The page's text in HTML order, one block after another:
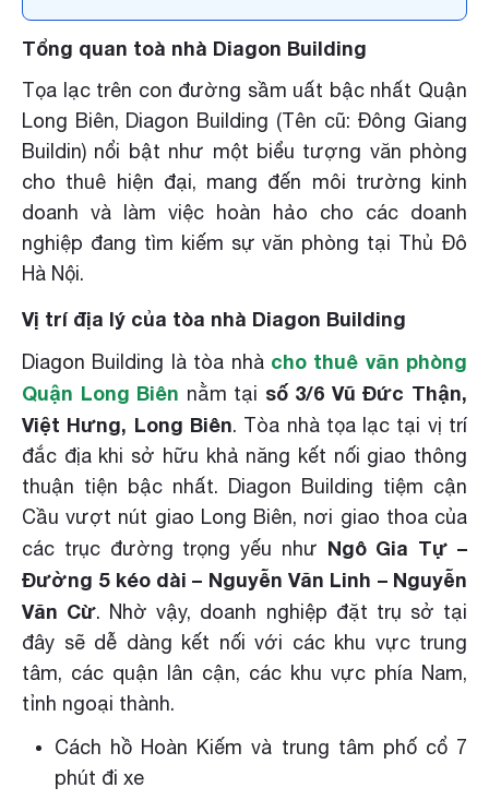
Tổng quan toà nhà Diagon Building
Tọa lạc trên con đường sầm uất bậc nhất Quận
Long Biên, Diagon Building (Tên cũ: Đông Giang
Buildin) nổi bật như một biểu tượng văn phòng
cho thuê hiện đại, mang đến môi trường kinh
doanh và làm việc hoàn hảo cho các doanh
nghiệp đang tìm kiếm sự văn phòng tại Thủ Đô
Hà Nội.
Vị trí địa lý của tòa nhà Diagon Building
Diagon Building là tòa nhà cho thuê văn phòng
Quận Long Biên nằm tại số 3/6 Vũ Đức Thận,
Việt Hưng, Long Biên. Tòa nhà tọa lạc tại vị trí
đắc địa khi sở hữu khả năng kết nối giao thông
thuận tiện bậc nhất. Diagon Building tiệm cận
Cầu vượt nút giao Long Biên, nơi giao thoa của
các trục đường trọng yếu như Ngô Gia Tự –
Đường 5 kéo dài – Nguyễn Văn Linh – Nguyễn
Văn Cừ. Nhờ vậy, doanh nghiệp đặt trụ sở tại
đây sẽ dễ dàng kết nối với các khu vực trung
tâm, các quận lân cận, các khu vực phía Nam,
tỉnh ngoại thành.
Cách hồ Hoàn Kiếm và trung tâm phố cổ 7
phút đi xe